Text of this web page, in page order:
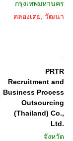
กรุงเทพมหานคร
คลองเตย, วัฒนา
PRTR
Recruitment and
Business Process
Outsourcing
(Thailand) Co.,
Ltd.
จังหวัด